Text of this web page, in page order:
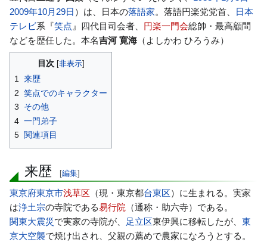
ゲ
ー
シ
ョ
に
移
動
に
移
動
2009年10月29日 ）は、日本の落語家。落語円楽党党首、
日本
テレビ系『笑点 』四代目司会者、 円楽一門会総帥・最高顧問
などを歴任した。本名吉河 寛海 （よしかわ ひろうみ）
目次
1 来歴
2 笑点でのキャラクター
3
その他
4 一門弟子
5 関連項目
来歴 [編集]
東京府東京市浅草区 （現・東京都台東区）に生まれる。実家
は浄土宗の寺院である易行院 （通称・助六寺）である。
関東大震災で実家の寺院が、 足立区東伊興に移転したが、 東
京大空襲で焼け出され、父親の薦めで農家になろうとする。